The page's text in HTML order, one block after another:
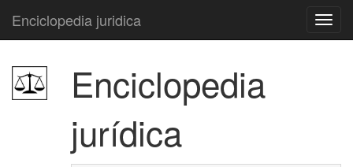
Enciclopedia juridica
Enciclopedia
jurídica